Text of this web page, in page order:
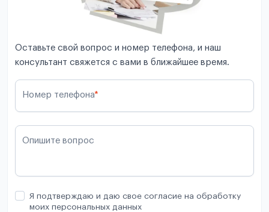
Оставьте свой вопрос и номер телефона, и наш
консультант свяжется с вами в ближайшее время.
Номер телефона*
Опишите вопрос
Я подтверждаю и даю свое согласие на обработку
моих персональных данных